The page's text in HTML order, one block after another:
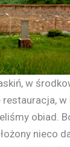
w
obiad.
nieco